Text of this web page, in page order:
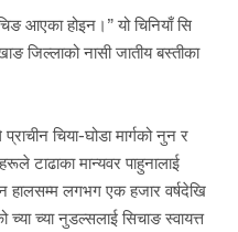
आएका होइन।” यो चिनियाँ सि
जिल्लाको नासी जातीय बस्तीका
चिया-घोडा मार्गको नुन र
टाढाका मान्यवर पाहुनालाई
हालसम्म लगभग एक हजार वर्षदेखि
च्या नुडल्सलाई सिचाङ स्वायत्त